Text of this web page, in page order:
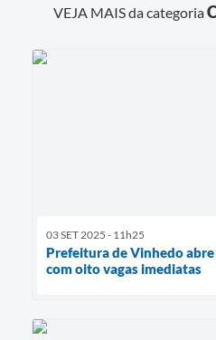
VEJA MAIS da categoria
03 SET 2025 - 11h25
Prefeitura de Vinhedo
com oito vagas imediatas